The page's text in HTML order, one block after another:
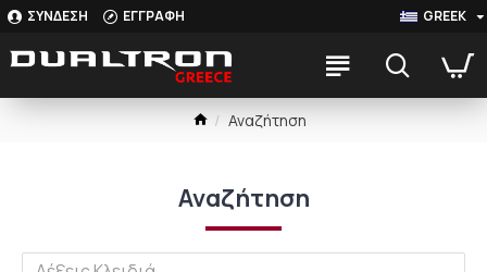
ΣΥΝΔΕΣΗ ΕΓΓΡΑΦΗ GREEK
Αναζήτηση
Αναζήτηση